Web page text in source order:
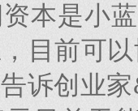
资本是小
目前可
诉创业